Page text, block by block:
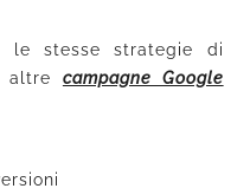
le stesse strategie di
altre campagne Google